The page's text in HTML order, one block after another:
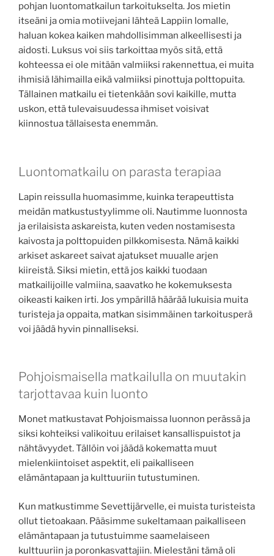
pohjan luontomatkailun tarkoitukselta. Jos mietin
itseäni ja omia motiivejani lähteä Lappiin lomalle,
haluan kokea kaiken mahdollisimman alkeellisesti ja
aidosti. Luksus voi siis tarkoittaa myös sitä, että
kohteessa ei ole mitään valmiiksi rakennettua, ei muita
ihmisiä lähimailla eikä valmiiksi pinottuja polttopuita.
Tällainen matkailu ei tietenkään sovi kaikille, mutta
uskon, että tulevaisuudessa ihmiset voisivat
kiinnostua tällaisesta enemmän.
Luontomatkailu on parasta terapiaa
Lapin reissulla huomasimme, kuinka terapeuttista
meidän matkustustyylimme oli. Nautimme luonnosta
ja erilaisista askareista, kuten veden nostamisesta
kaivosta ja polttopuiden pilkkomisesta. Nämä kaikki
arkiset askareet saivat ajatukset muualle arjen
kiireistä. Siksi mietin, että jos kaikki tuodaan
matkailijoille valmiina, saavatko he kokemuksesta
oikeasti kaiken irti. Jos ympärillä häärää lukuisia muita
turisteja ja oppaita, matkan sisimmäinen tarkoitusperä
voi jäädä hyvin pinnalliseksi.
Pohjoismaisella matkailulla on muutakin
tarjottavaa kuin luonto
Monet matkustavat Pohjoismaissa luonnon perässä ja
siksi kohteiksi valikoituu erilaiset kansallispuistot ja
nähtävyydet. Tällöin voi jäädä kokematta muut
mielenkiintoiset aspektit, eli paikalliseen
elämäntapaan ja kulttuuriin tutustuminen.
Kun matkustimme Sevettijärvelle, ei muista turisteista
ollut tietoakaan. Pääsimme sukeltamaan paikalliseen
elämäntapaan ja tutustuimme saamelaiseen
kulttuuriin ja poronkasvattajiin. Mielestäni tämä oli